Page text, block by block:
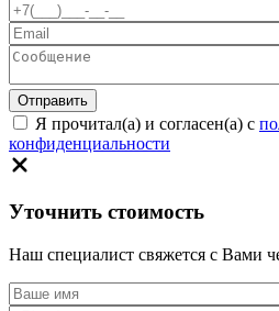
Я прочитал(а) и согласен(а) с
конфиденциальности
Уточнить стоимость
Наш специалист свяжется с Вами